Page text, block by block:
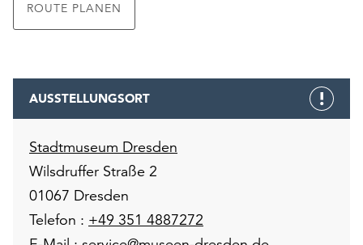
ROUTE PLANEN
AUSSTELLUNGSORT
Stadtmuseum Dresden
Wilsdruffer Straße 2
01067 Dresden
Telefon : +49 351 4887272